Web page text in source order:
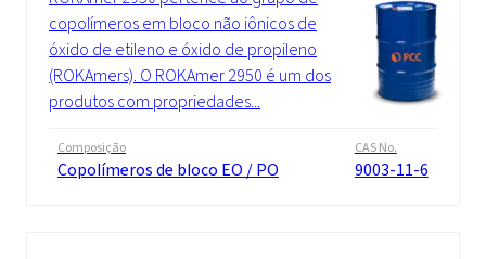
copolímeros em bloco não iônicos de
óxido de etileno e óxido de propileno
(ROKAmers). O ROKAmer 2950 é um dos
produtos com propriedades...
Composição
Copolímeros de bloco EO / PO
CAS No.
9003-11-6